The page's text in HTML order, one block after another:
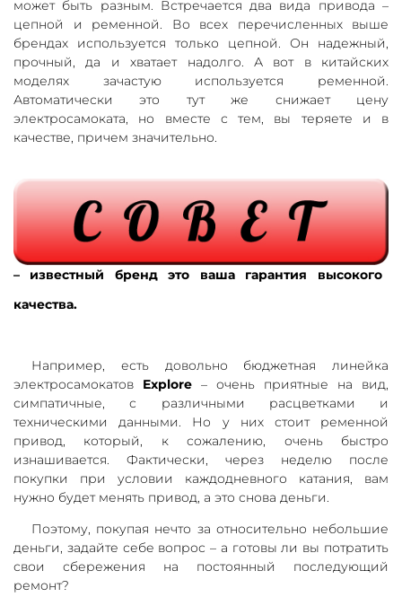
может быть разным. Встречается два вида привода –
цепной и ременной. Во всех перечисленных выше
брендах используется только цепной. Он надежный,
прочный, да и хватает надолго. А вот в китайских
моделях зачастую используется ременной.
Автоматически это тут же снижает цену
электросамоката, но вместе с тем, вы теряете и в
качестве, причем значительно.
– известный бренд это ваша гарантия высокого
качества.
Например, есть довольно бюджетная линейка
электросамокатов Explore – очень приятные на вид,
симпатичные, с различными расцветками и
техническими данными. Но у них стоит ременной
привод, который, к сожалению, очень быстро
изнашивается. Фактически, через неделю после
покупки при условии каждодневного катания, вам
нужно будет менять привод, а это снова деньги.
Поэтому, покупая нечто за относительно небольшие
деньги, задайте себе вопрос – а готовы ли вы потратить
свои сбережения на постоянный последующий
ремонт?